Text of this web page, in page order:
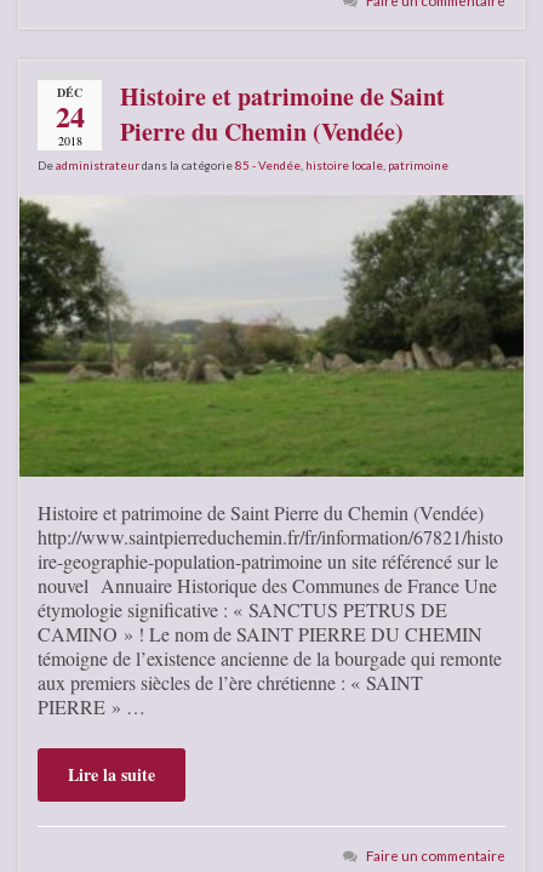
DÉC
24
2018
Histoire et patrimoine de Saint
Pierre du Chemin (Vendée)
Deadministrateurdans la catégorie85 - Vendée histoire locale patrimoine
Histoire et patrimoine de Saint Pierre du Chemin (Vendée)
http://www.saintpierreduchemin.fr/fr/information/67821/histo
ire-geographie-population-patrimoine un site référencé sur le
nouvel Annuaire Historique des Communes de France Une
étymologie significative : « SANCTUS PETRUS DE
CAMINO » ! Le nom de SAINT PIERRE DU CHEMIN
témoigne de l’existence ancienne de la bourgade qui remonte
aux premiers siècles de l’ère chrétienne : « SAINT
PIERRE » …
Lire la suite
Faire un commentaire